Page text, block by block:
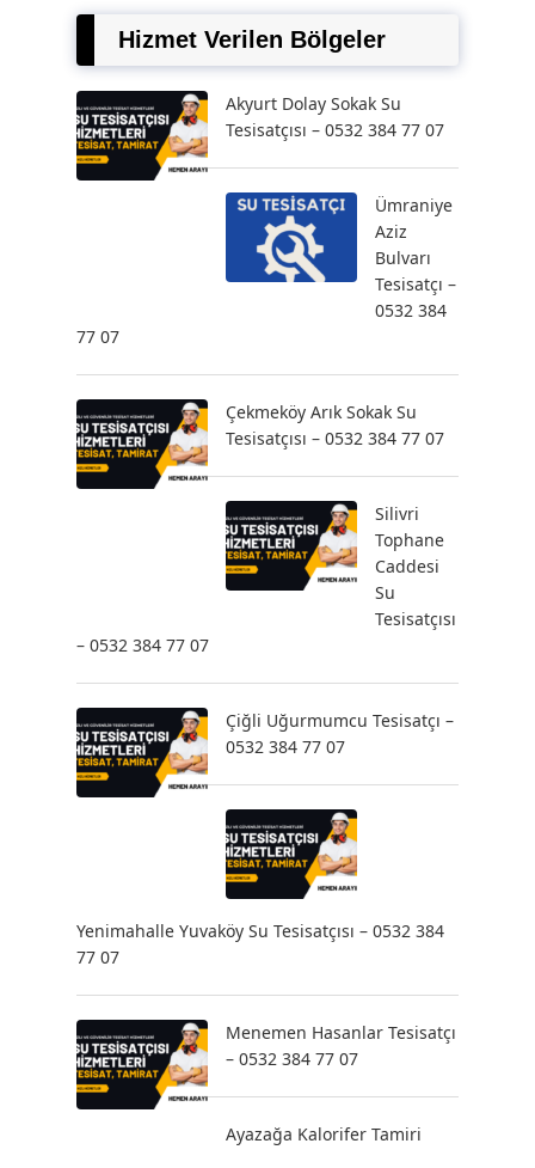
Hizmet Verilen Bölgeler
Akyurt Dolay Sokak Su
Tesisatçısı – 0532 384 77 07
Ümraniye
Aziz
Bulvarı
Tesisatçı –
0532 384
77 07
Çekmeköy Arık Sokak Su
Tesisatçısı – 0532 384 77 07
Silivri
Tophane
Caddesi
Su
Tesisatçısı
– 0532 384 77 07
Çiğli Uğurmumcu Tesisatçı –
0532 384 77 07
Yenimahalle Yuvaköy Su Tesisatçısı – 0532 384
77 07
Menemen Hasanlar Tesisatçı
– 0532 384 77 07
Ayazağa Kalorifer Tamiri